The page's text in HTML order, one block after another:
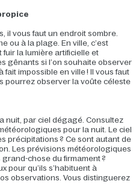
il vous faut un endroit sombre.
ou à la plage. En ville, c’est
fuir la lumière artificielle et
gênants si l’on souhaite observer
fait impossible en ville ! Il vous faut
pourrez observer la voûte céleste
nuit, par ciel dégagé. Consultez
pour la nuit. Le ciel
précipitations ? Ce sont autant de
Les prévisions météorologiques
chose du firmament ?
pour qu’ils s’habituent à
observations. Vous distinguerez